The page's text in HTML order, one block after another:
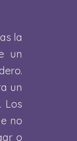
la
un
un
Los
no
o